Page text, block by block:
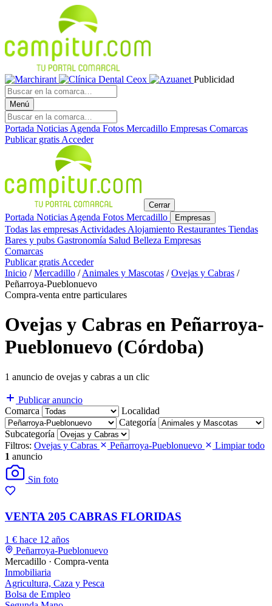
Publicidad
Menú
Portada Noticias Agenda Fotos Mercadillo Empresas Comarcas
Publicar gratis Acceder
Cerrar
Portada Noticias Agenda Fotos Mercadillo Empresas
Todas las empresas Actividades Alojamiento Restaurantes Tiendas
Bares y pubs Gastronomía Salud Belleza Empresas
Comarcas
Publicar gratis Acceder
Inicio / Mercadillo / Animales y Mascotas / Ovejas y Cabras /
Peñarroya-Pueblonuevo
Compra-venta entre particulares
Ovejas y Cabras en Peñarroya-
Pueblonuevo (Córdoba)
1 anuncio de ovejas y cabras a un clic
Publicar anuncio
Comarca
Localidad
Categoría
Subcategoría
Filtros: Ovejas y Cabras Peñarroya-Pueblonuevo
Limpiar todo
1 anuncio
Sin foto
VENTA 205 CABRAS FLORIDAS
1 € hace 12 años
Peñarroya-Pueblonuevo
Mercadillo · Compra-venta
Inmobiliaria
Agricultura, Caza y Pesca
Bolsa de Empleo